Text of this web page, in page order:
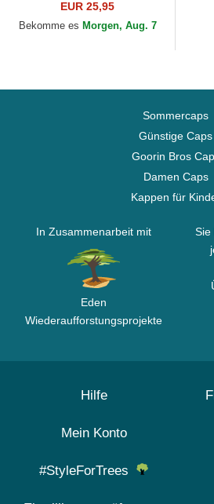
Seasonal der Racing Bulls F1
Team Formula 1 von...
EUR 25,95
Bekomme es Morgen, Aug. 7
Sommercaps
Günstige Caps
Goorin Bros
Damen Caps
Kappen für
In Zusammenarbeit mit
Eden
Wiederaufforstungsprojekte
Sie
Hilfe
Mein Konto
#StyleForTrees